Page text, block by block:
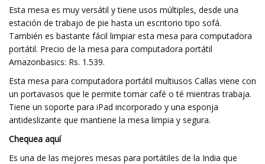
Esta mesa es muy versátil y tiene usos múltiples, desde una
estación de trabajo de pie hasta un escritorio tipo sofá.
También es bastante fácil limpiar esta mesa para computadora
portátil. Precio de la mesa para computadora portátil
Amazonbasics: Rs. 1.539.
Esta mesa para computadora portátil multiusos Callas viene con
un portavasos que le permite tomar café o té mientras trabaja.
Tiene un soporte para iPad incorporado y una esponja
antideslizante que mantiene la mesa limpia y segura.
Chequea aquí
Es una de las mejores mesas para portátiles de la India que